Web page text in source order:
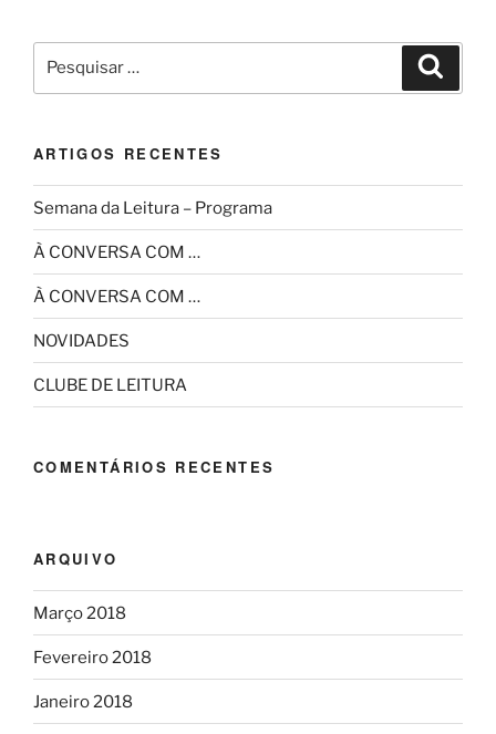
e
b
o
k
er e
Pesquisar
por:
ARTIGOS RECENTES
Semana da Leitura – Programa
À CONVERSA COM …
À CONVERSA COM …
NOVIDADES
CLUBE DE LEITURA
COMENTÁRIOS RECENTES
ARQUIVO
Março 2018
Fevereiro 2018
Janeiro 2018